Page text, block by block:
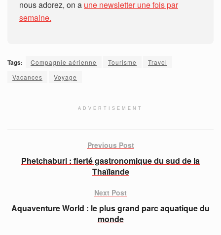
nous adorez, on a une newsletter une fois par
semaine.
Tags: Compagnie aérienne Tourisme
Travel
Vacances
Voyage
ADVERTISEMENT
Previous Post
Phetchaburi : fierté gastronomique du sud de la
Thaïlande
Next Post
Aquaventure World : le plus grand parc aquatique du
monde